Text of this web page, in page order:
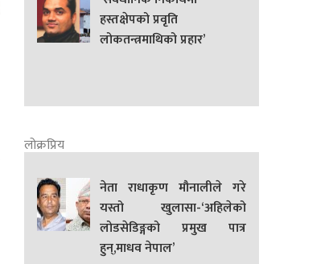
हस्तक्षेपको प्रवृति
लोकतन्त्रमाथिको प्रहार’
लोक्रप्रिय
नेता राधाकृण मौनालीले गरे
यस्तो खुलासा-‘अहिलेको
लोडसेडिङ्गको प्रमुख पात्र
हुन्,माधव नेपाल’